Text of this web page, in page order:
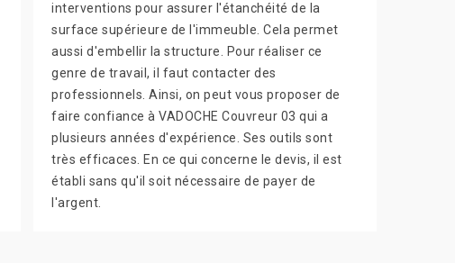
interventions pour assurer l'étanchéité de la
surface supérieure de l'immeuble. Cela permet
aussi d'embellir la structure. Pour réaliser ce
genre de travail, il faut contacter des
professionnels. Ainsi, on peut vous proposer de
faire confiance à VADOCHE Couvreur 03 qui a
plusieurs années d'expérience. Ses outils sont
très efficaces. En ce qui concerne le devis, il est
établi sans qu'il soit nécessaire de payer de
l'argent.